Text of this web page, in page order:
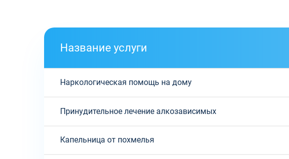
Название услуги
Наркологическая помощь на дому
Принудительное лечение алкозависимых
Капельница от похмелья